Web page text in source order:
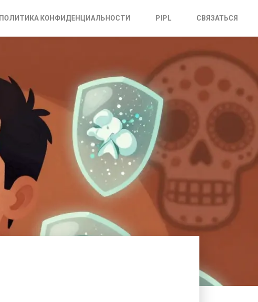
ПОЛИТИКА КОНФИДЕНЦИАЛЬНОСТИ PIPL СВЯЗАТЬСЯ